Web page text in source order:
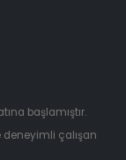
başlamıştır.
deneyimli çalışan